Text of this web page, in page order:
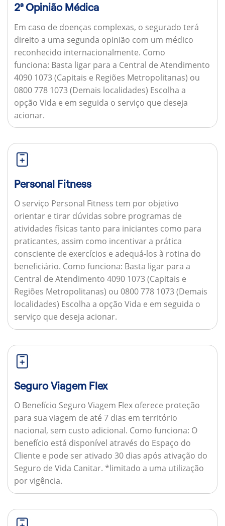
2ª Opinião Médica
Em caso de doenças complexas, o segurado terá
direito a uma segunda opinião com um médico
reconhecido internacionalmente. Como
funciona: Basta ligar para a Central de Atendimento
4090 1073 (Capitais e Regiões Metropolitanas) ou
0800 778 1073 (Demais localidades) Escolha a
opção Vida e em seguida o serviço que deseja
acionar.
Personal Fitness
O serviço Personal Fitness tem por objetivo
orientar e tirar dúvidas sobre programas de
atividades físicas tanto para iniciantes como para
praticantes, assim como incentivar a prática
consciente de exercícios e adequá-los à rotina do
beneficiário. Como funciona: Basta ligar para a
Central de Atendimento 4090 1073 (Capitais e
Regiões Metropolitanas) ou 0800 778 1073 (Demais
localidades) Escolha a opção Vida e em seguida o
serviço que deseja acionar.
Seguro Viagem Flex
O Benefício Seguro Viagem Flex oferece proteção
para sua viagem de até 7 dias em território
nacional, sem custo adicional. Como funciona: O
benefício está disponível através do Espaço do
Cliente e pode ser ativado 30 dias após ativação do
Seguro de Vida Canitar. *limitado a uma utilização
por vigência.